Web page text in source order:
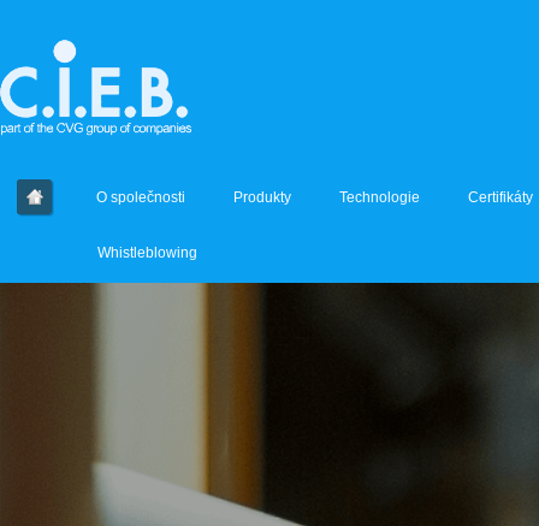
O společnosti Produkty Technologie Certifikáty
Whistleblowing